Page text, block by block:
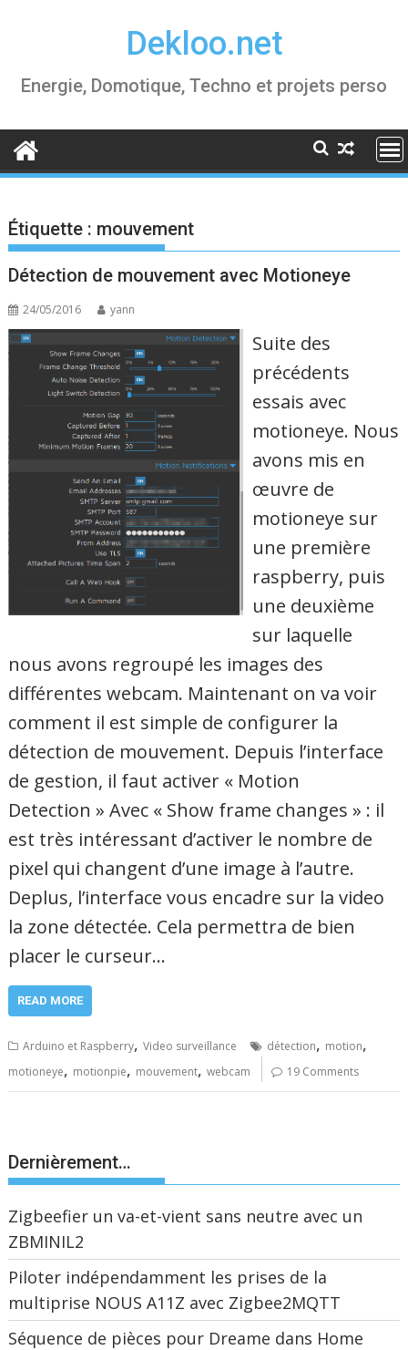
Dekloo.net
Energie, Domotique, Techno et projets perso
Étiquette : mouvement
Détection de mouvement avec Motioneye
24/05/2016 yann
Suite des
précédents
essais avec
motioneye. Nous
avons mis en
œuvre de
motioneye sur
une première
raspberry, puis
une deuxième
sur laquelle
nous avons regroupé les images des
différentes webcam. Maintenant on va voir
comment il est simple de configurer la
détection de mouvement. Depuis l’interface
de gestion, il faut activer « Motion
Detection » Avec « Show frame changes » : il
est très intéressant d’activer le nombre de
pixel qui changent d’une image à l’autre.
Deplus, l’interface vous encadre sur la video
la zone détectée. Cela permettra de bien
placer le curseur…
READ MORE
Arduino et Raspberry,Video surveillance détection, motion,
motioneye, motionpie, mouvement,webcam 19 Comments
Dernièrement…
Zigbeefier un va-et-vient sans neutre avec un
ZBMINIL2
Piloter indépendamment les prises de la
multiprise NOUS A11Z avec Zigbee2MQTT
Séquence de pièces pour Dreame dans Home